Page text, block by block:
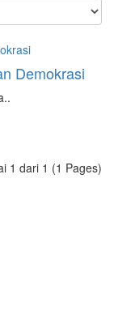
Demokrasi
1 dari 1 (1 Pages)